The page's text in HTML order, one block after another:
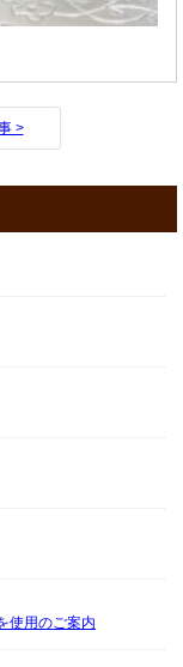
>
使用のご案内